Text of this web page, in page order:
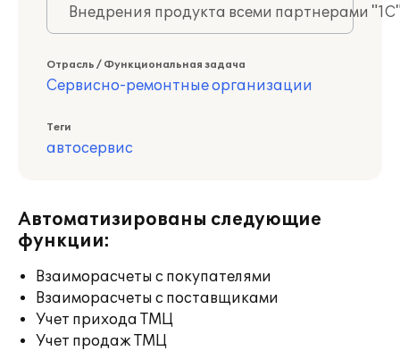
Внедрения продукта всеми партнерами
Отрасль / Функциональная задача
Сервисно-ремонтные организации
Теги
автосервис
Автоматизированы следующие
функции:
Взаиморасчеты с покупателями
Взаиморасчеты с поставщиками
Учет прихода ТМЦ
Учет продаж ТМЦ